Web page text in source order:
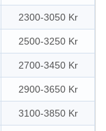
2300-3050 Kr
2500-3250 Kr
2700-3450 Kr
2900-3650 Kr
3100-3850 Kr